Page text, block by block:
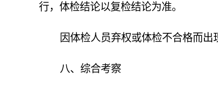
行，体检结论以复检结论为准。
因体检人员弃权或体检不合格而
八、综合考察